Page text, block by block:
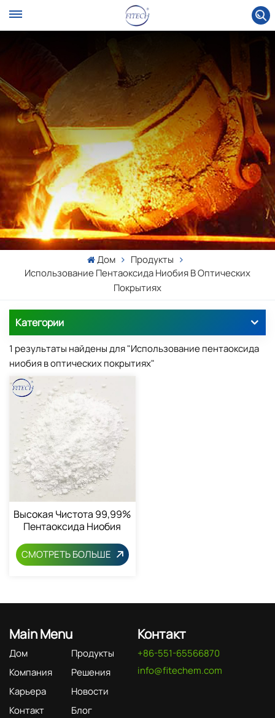
Дом
Продукты
Использование Пентаоксида Ниобия В Оптических
Покрытиях
Категории
1 результаты найдены для "Использование пентаоксида
ниобия в оптических покрытиях"
Высокая Чистота 99,99%
Пентаоксида Ниобия
СМОТРЕТЬ БОЛЬШЕ
Main Menu
Дом
Продукты
Компания
Решения
Карьера
Новости
Контакт
Блог
Контакт
+86-551-65566870
info@fitechem.com